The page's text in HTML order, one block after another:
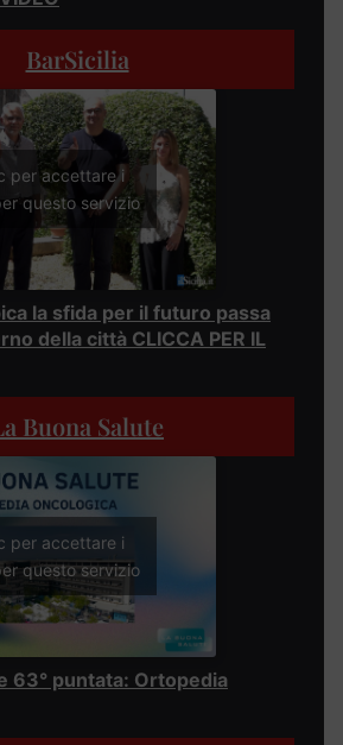
BarSicilia
per accettare i
questo servizio
la sfida per il futuro passa
della città CLICCA PER IL
Buona Salute
per accettare i
questo servizio
63° puntata: Ortopedia